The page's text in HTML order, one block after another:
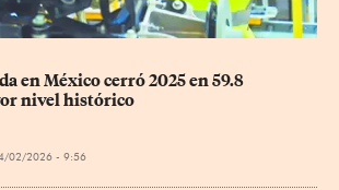
en México cerró 2025 en 59.8
nivel histórico
02/2026 - 9:56